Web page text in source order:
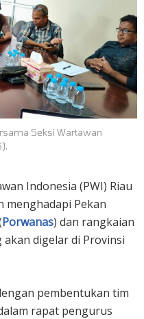
Seksi Wartawan
Indonesia (PWI) Riau
menghadapi Pekan
Porwanas) dan rangkaian
akan digelar di Provinsi
pembentukan tim
rapat pengurus